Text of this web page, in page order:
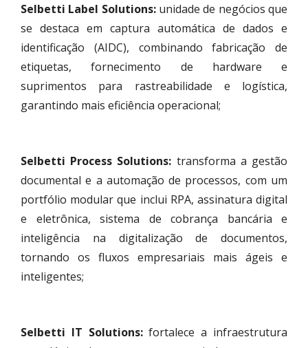
Selbetti Label Solutions: unidade de negócios que
se destaca em captura automática de dados e
identificação (AIDC), combinando fabricação de
etiquetas, fornecimento de hardware e
suprimentos para rastreabilidade e logística,
garantindo mais eficiência operacional;
Selbetti Process Solutions: transforma a gestão
documental e a automação de processos, com um
portfólio modular que inclui RPA, assinatura digital
e eletrônica, sistema de cobrança bancária e
inteligência na digitalização de documentos,
tornando os fluxos empresariais mais ágeis e
inteligentes;
Selbetti IT Solutions:fortalece a infraestrutura